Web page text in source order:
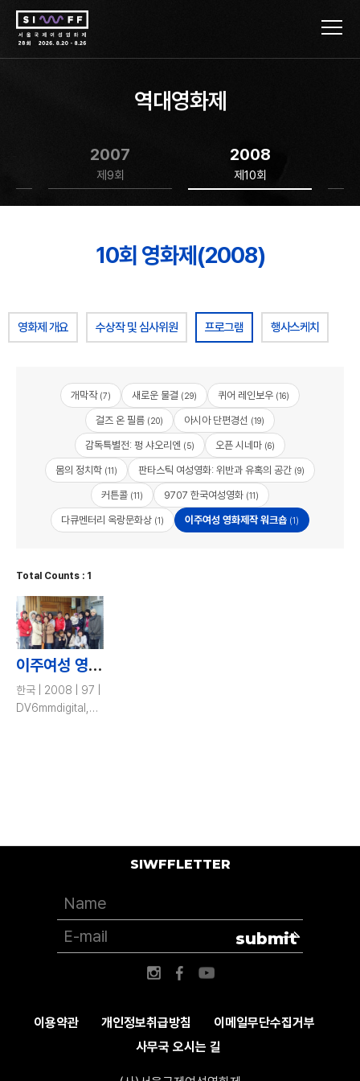
역대영화제
2007
제9회
2008
제10회
10회 영화제(2008)
영화제 개요 수상작 및 심사위원 프로그램 행사스케치
개막작(7) 새로운 물결 (29) 퀴어 레인보우 (16)
걸즈 온 필름 (20) 아시아 단편경선 (19)
감독특별전: 펑 샤오리엔 (5) 오픈 시네마 (6)
몸의 정치학 (11) 판타스틱 여성영화: 위반과 유혹의 공간 (9)
커튼콜 (11) 9707 한국여성영화 (11)
다큐멘터리 옥랑문화상 (1) 이주여성 영화제작 워크숍 (1)
Total Counts : 1
이주여성 영화제작 워크숍 횡성 (횡성의 여성, 카메라를 들다) / Media Workshop for Women Migrants in Hoengseong
한국 | 2008 | 97 |
DV6mmdigital,
이용약관 개인정보취급방침
이메일무단수집거부
사무국 오시는 길
SIWFFLETTER
submit